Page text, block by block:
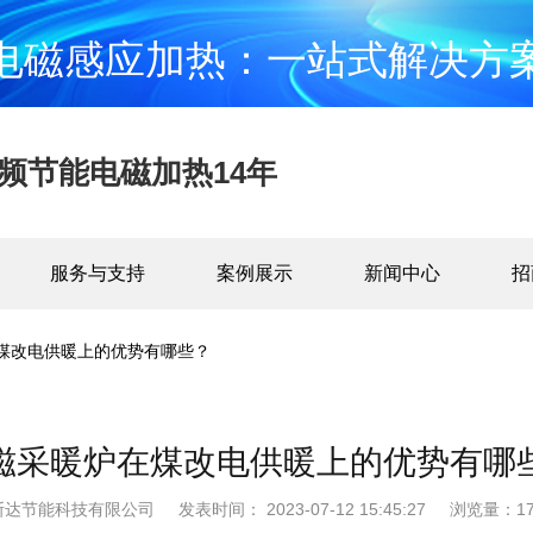
磁感应加热：一站式解决方
节能电磁加热14年
服务与支持 案例展示 新闻中心
改电供暖上的优势有哪些？
采暖炉在煤改电供暖上的优势有哪
节能科技有限公司 发表时间： 2023-07-12 15:45:27 浏览量：